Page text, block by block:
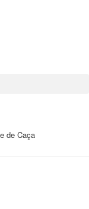
de Caça